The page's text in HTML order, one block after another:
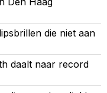
die niet aan
daalt naar record